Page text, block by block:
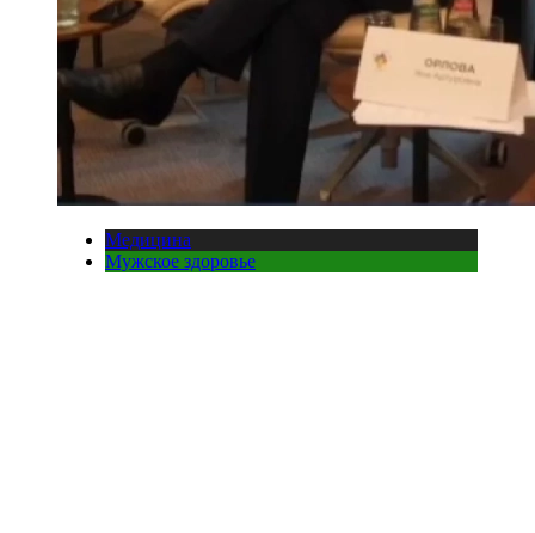
Медицина
Мужское здоровье